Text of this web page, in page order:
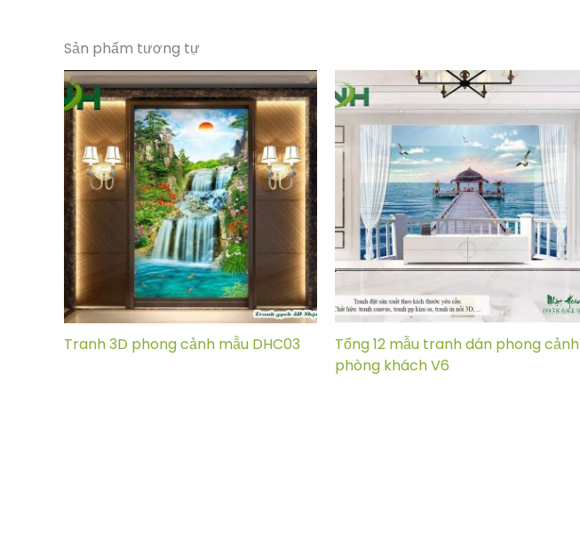
Sản phẩm tương tự
Tranh 3D phong cảnh mẫu DHC03
Tổng 12 mẫu tranh dán phong cảnh
phòng khách V6